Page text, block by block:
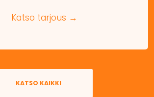
Katso tarjous →
KATSO KAIKKI